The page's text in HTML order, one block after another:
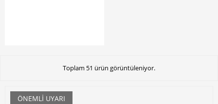
Toplam 51 ürün görüntüleniyor.
ÖNEMLI UYARI